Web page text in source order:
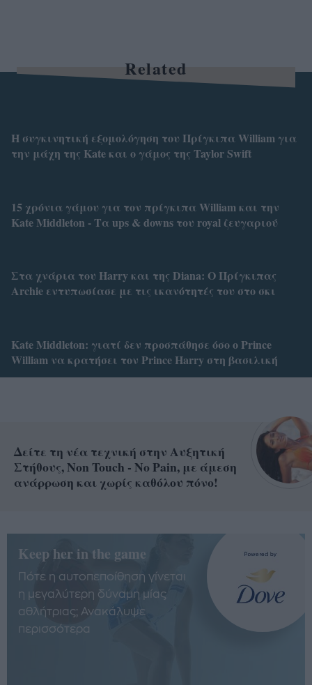
Related
Η συγκινητική εξομολόγηση του Πρίγκιπα William για
την μάχη της Kate και ο γάμος της Taylor Swift
15 χρόνια γάμου για τον πρίγκιπα William και την
Kate Middleton - Τα ups & downs του royal ζευγαριού
Στα χνάρια του Harry και της Diana: O Πρίγκιπας
Archie εντυπωσίασε με τις ικανότητές του στο σκι
Kate Middleton: γιατί δεν προσπάθησε όσο ο Prince
William να κρατήσει τον Prince Harry στη βασιλική
Δείτε τη νέα τεχνική στην Αυξητική
Στήθους, Non Touch - No Pain, με άμεση
ανάρρωση και χωρίς καθόλου πόνο!
Keep her in the game
Πότε η αυτοπεποίθηση γίνεται
η μεγαλύτερη δύναμη μίας
αθλήτριας; Ανακάλυψε
περισσότερα